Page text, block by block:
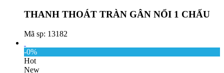
THANH THOÁT TRÀN GÂN NỔI 1 CHẤU
Mã sp: 13182
-0%
Hot
New